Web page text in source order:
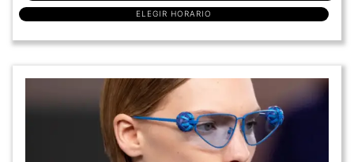
ELEGIR HORARIO